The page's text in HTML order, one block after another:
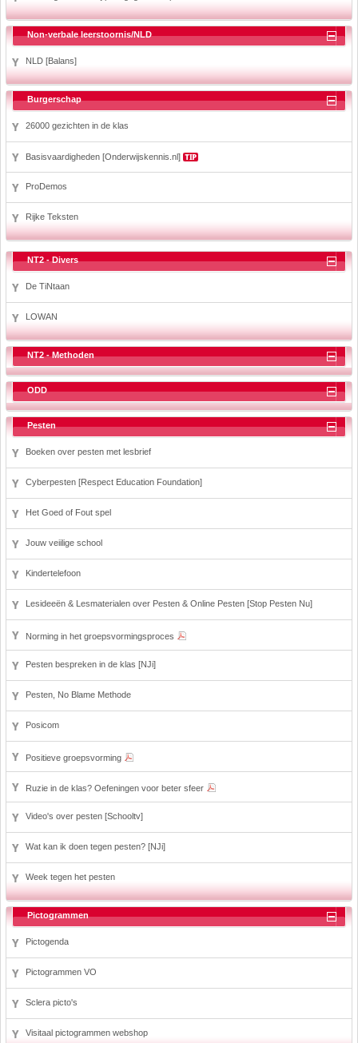
Non-verbale leerstoornis/NLD
NLD [Balans]
Burgerschap
26000 gezichten in de klas
Basisvaardigheden [Onderwijskennis.nl]
ProDemos
Rijke Teksten
NT2 - Divers
De TiNtaan
LOWAN
NT2 - Methoden
ODD
Pesten
Boeken over pesten met lesbrief
Cyberpesten [Respect Education Foundation]
Het Goed of Fout spel
Jouw veiilige school
Kindertelefoon
Lesideeën & Lesmaterialen over Pesten & Online Pesten [Stop Pesten Nu]
Norming in het groepsvormingsproces
Pesten bespreken in de klas [NJi]
Pesten, No Blame Methode
Posicom
Positieve groepsvorming
Ruzie in de klas? Oefeningen voor beter sfeer
Video's over pesten [Schooltv]
Wat kan ik doen tegen pesten? [NJi]
Week tegen het pesten
Pictogrammen
Pictogenda
Pictogrammen VO
Sclera picto's
Visitaal pictogrammen webshop